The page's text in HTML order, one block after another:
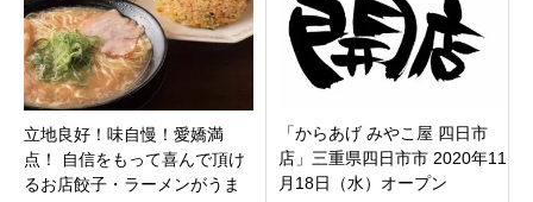
立地良好！味自慢！愛嬌満
点！ 自信をもって喜んで頂け
るお店餃子・ラーメンがうま
「からあげ みやこ屋 四日市
店」三重県四日市市 2020年11
月18日（水）オープン